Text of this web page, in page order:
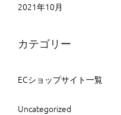
2021年10月
カテゴリー
ECショップサイト一覧
Uncategorized